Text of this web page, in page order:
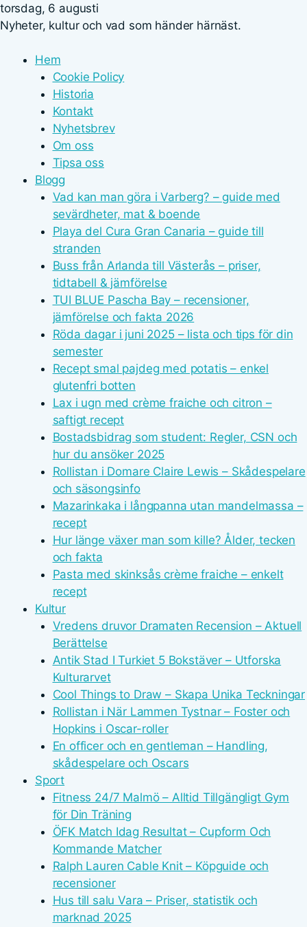
torsdag, 6 augusti
Nyheter, kultur och vad som händer härnäst.
Hem
Cookie Policy
Historia
Kontakt
Nyhetsbrev
Om oss
Tipsa oss
Blogg
Vad kan man göra i Varberg? – guide med
sevärdheter, mat & boende
Playa del Cura Gran Canaria – guide till
stranden
Buss från Arlanda till Västerås – priser,
tidtabell & jämförelse
TUI BLUE Pascha Bay – recensioner,
jämförelse och fakta 2026
Röda dagar i juni 2025 – lista och tips för din
semester
Recept smal pajdeg med potatis – enkel
glutenfri botten
Lax i ugn med crème fraiche och citron –
saftigt recept
Bostadsbidrag som student: Regler, CSN och
hur du ansöker 2025
Rollistan i Domare Claire Lewis – Skådespelare
och säsongsinfo
Mazarinkaka i långpanna utan mandelmassa –
recept
Hur länge växer man som kille? Ålder, tecken
och fakta
Pasta med skinksås crème fraiche – enkelt
recept
Kultur
Vredens druvor Dramaten Recension – Aktuell
Berättelse
Antik Stad I Turkiet 5 Bokstäver – Utforska
Kulturarvet
Cool Things to Draw – Skapa Unika Teckningar
Rollistan i När Lammen Tystnar – Foster och
Hopkins i Oscar-roller
En officer och en gentleman – Handling,
skådespelare och Oscars
Sport
Fitness 24/7 Malmö – Alltid Tillgängligt Gym
för Din Träning
ÖFK Match Idag Resultat – Cupform Och
Kommande Matcher
Ralph Lauren Cable Knit – Köpguide och
recensioner
Hus till salu Vara – Priser, statistik och
marknad 2025